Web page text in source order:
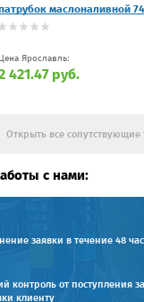
маслоналивной
Цена Ярославль:
421.47 руб.
Открыть все сопутствующие
с нами:
заявки в течение 48
контроль от поступления
клиенту